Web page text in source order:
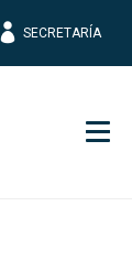
SECRETARÍA